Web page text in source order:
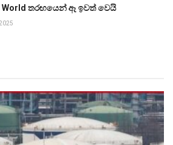
World තරඟයෙන් ඈ ඉවත් වෙයි